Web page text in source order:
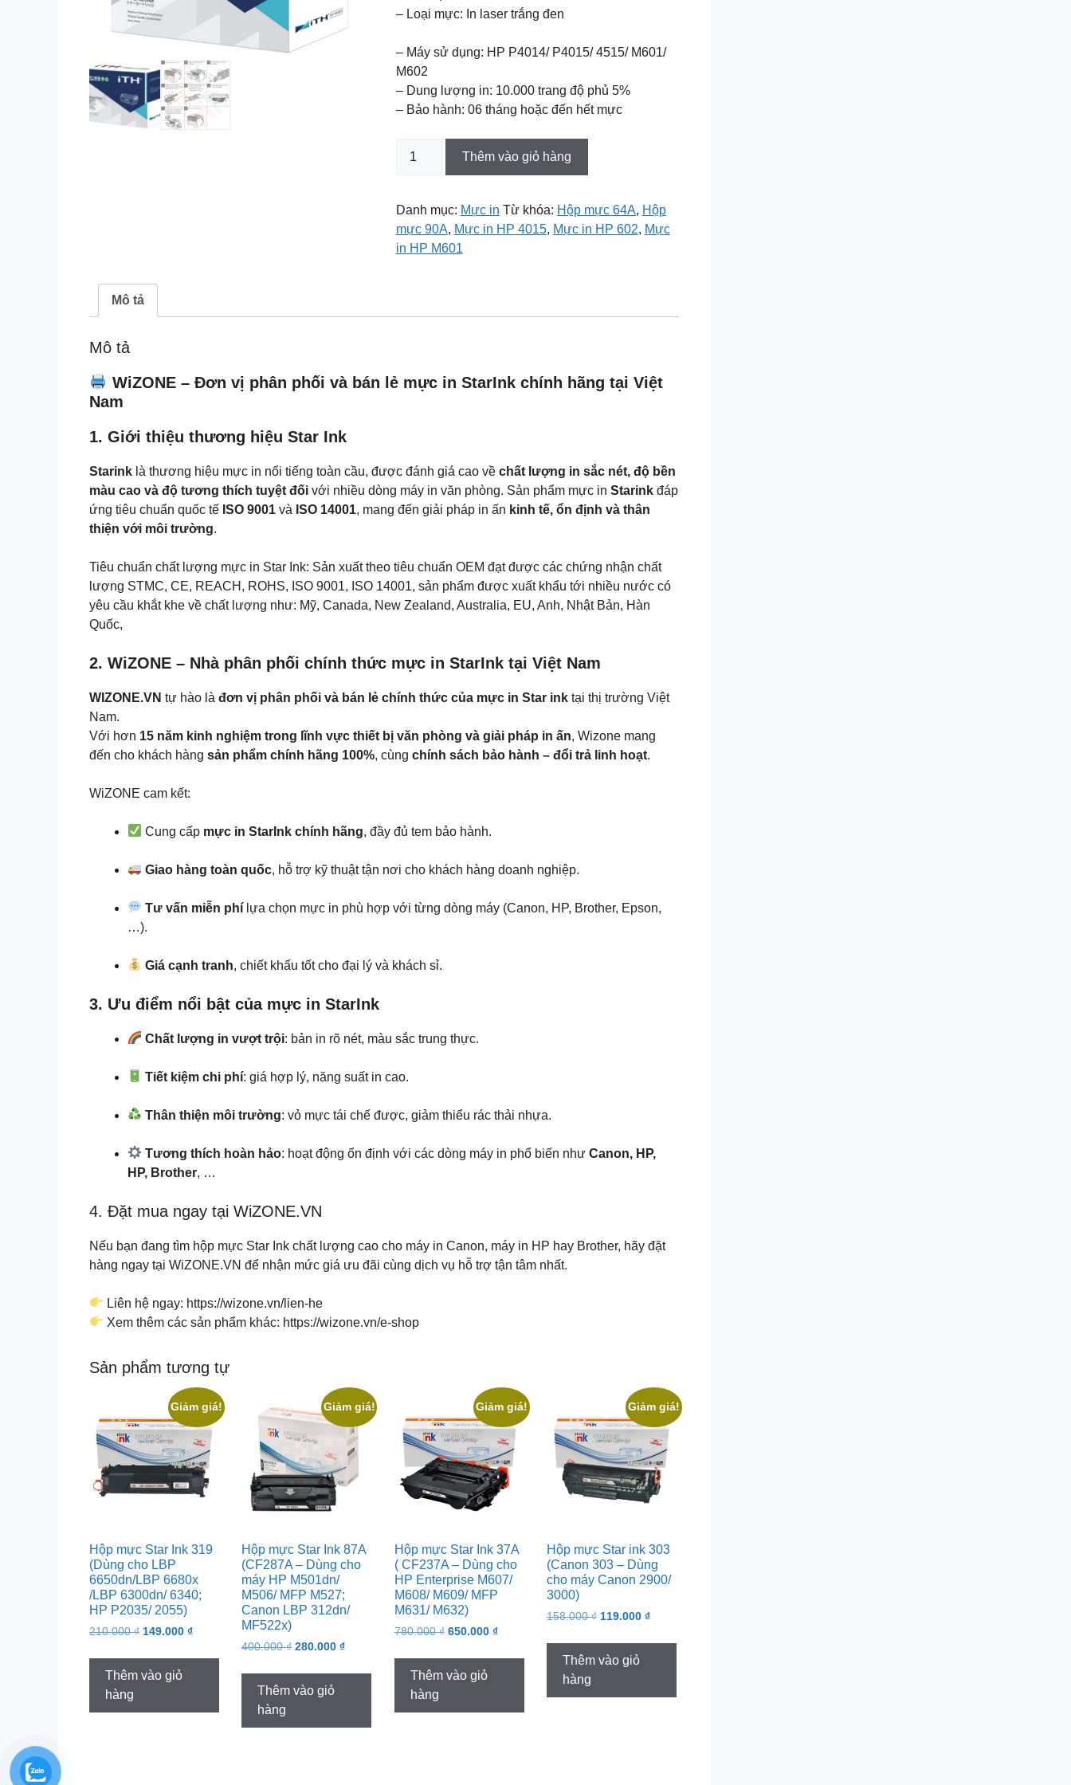
640.000 ₫.480.000 ₫.
– Loại mực: In laser trắng đen
– Máy sử dụng: HP P4014/ P4015/ 4515/ M601/
M602
– Dung lượng in: 10.000 trang độ phủ 5%
– Bảo hành: 06 tháng hoặc đến hết mực
Ink
64A
(
HP
4515)
Thêm vào giỏ hàng
Danh mục: Mực in Từ khóa: Hộp mực 64A, Hộp
mực 90A, Mực in HP 4015, Mực in HP 602, Mực
in HP M601
Mô tả
Mô tả
WiZONE – Đơn vị phân phối và bán lẻ mực in StarInk chính hãng tại Việt
Nam
1. Giới thiệu thương hiệu Star Ink
Starink là thương hiệu mực in nổi tiếng toàn cầu, được đánh giá cao về chất lượng in sắc nét, độ bền
màu cao và độ tương thích tuyệt đối với nhiều dòng máy in văn phòng. Sản phẩm mực in Starink đáp
ứng tiêu chuẩn quốc tế ISO 9001 và ISO 14001, mang đến giải pháp in ấn kinh tế, ổn định và thân
thiện với môi trường.
Tiêu chuẩn chất lượng mực in Star Ink: Sản xuất theo tiêu chuẩn OEM đạt được các chứng nhận chất
lượng STMC, CE, REACH, ROHS, ISO 9001, ISO 14001, sản phẩm được xuất khẩu tới nhiều nước có
yêu cầu khắt khe về chất lượng như: Mỹ, Canada, New Zealand, Australia, EU, Anh, Nhật Bản, Hàn
Quốc,
2. WiZONE – Nhà phân phối chính thức mực in StarInk tại Việt Nam
WIZONE.VN tự hào là đơn vị phân phối và bán lẻ chính thức của mực in Star ink tại thị trường Việt
Nam.
Với hơn 15 năm kinh nghiệm trong lĩnh vực thiết bị văn phòng và giải pháp in ấn, Wizone mang
đến cho khách hàng sản phẩm chính hãng 100%, cùng chính sách bảo hành – đổi trả linh hoạt.
WiZONE cam kết:
Cung cấp mực in StarInk chính hãng, đầy đủ tem bảo hành.
Giao hàng toàn quốc, hỗ trợ kỹ thuật tận nơi cho khách hàng doanh nghiệp.
Tư vấn miễn phí lựa chọn mực in phù hợp với từng dòng máy (Canon, HP, Brother, Epson,
…).
Giá cạnh tranh, chiết khấu tốt cho đại lý và khách sỉ.
3. Ưu điểm nổi bật của mực in StarInk
Chất lượng in vượt trội: bản in rõ nét, màu sắc trung thực.
Tiết kiệm chi phí: giá hợp lý, năng suất in cao.
Thân thiện môi trường: vỏ mực tái chế được, giảm thiểu rác thải nhựa.
Tương thích hoàn hảo: hoạt động ổn định với các dòng máy in phổ biến nhưCanon, HP,
HP, Brother, …
4. Đặt mua ngay tại WiZONE.VN
Nếu bạn đang tìm hộp mực Star Ink chất lượng cao cho máy in Canon, máy in HP hay Brother, hãy đặt
hàng ngay tại WiZONE.VN để nhận mức giá ưu đãi cùng dịch vụ hỗ trợ tận tâm nhất.
Liên hệ ngay: https://wizone.vn/lien-he
Xem thêm các sản phẩm khác: https://wizone.vn/e-shop
Sản phẩm tương tự
Giảm giá!
Hộp mực Star Ink 319
(Dùng cho LBP
6650dn/LBP 6680x
/LBP 6300dn/ 6340;
HP P2035/ 2055)
210.000₫ Original
210.000 ₫.
149.000 ₫Current
Thêm vào giỏ
hàng
Giảm giá!
Hộp mực Star Ink 87A
(CF287A – Dùng cho
máy HP M501dn/
M506/ MFP M527;
Canon LBP 312dn/
MF522x)
400.000₫ Original
400.000 ₫.
280.000₫Current
Thêm vào giỏ
hàng
Giảm giá!
Hộp mực Star Ink 37A
( CF237A – Dùng cho
HP Enterprise M607/
M608/ M609/ MFP
M631/ M632)
780.000₫ Original
780.000 ₫.
650.000 ₫Current
Thêm vào giỏ
hàng
Giảm giá!
Hộp mực Star ink 303
(Canon 303 – Dùng
cho máy Canon 2900/
3000)
158.000₫ Original
158.000 ₫.
119.000 ₫Current
Thêm vào giỏ
hàng